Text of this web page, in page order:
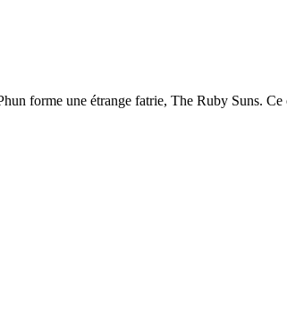
forme une étrange fatrie, The Ruby Suns.